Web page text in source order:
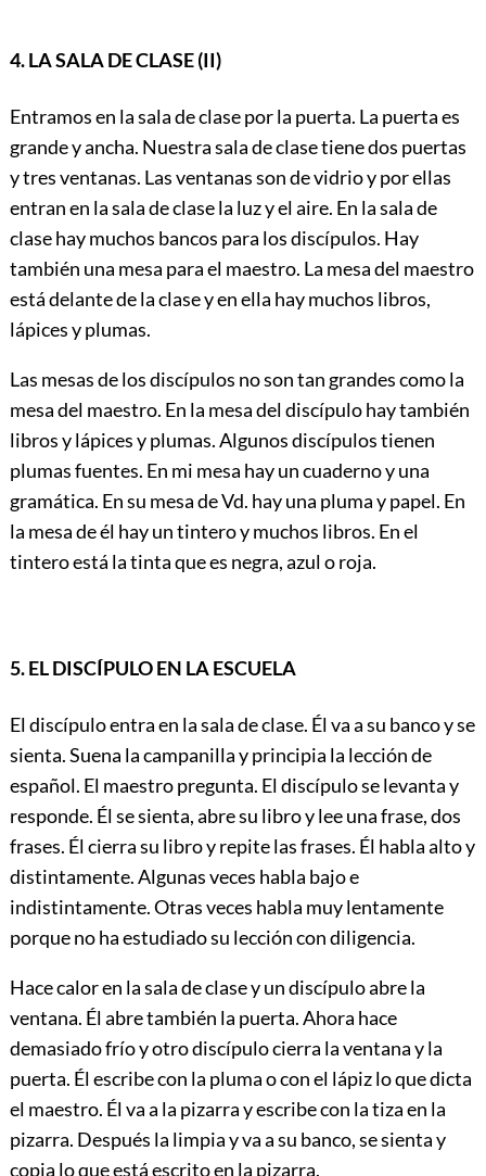
4. LA SALA DE CLASE (II)
Entramos en la sala de clase por la puerta. La puerta es
grande y ancha. Nuestra sala de clase tiene dos puertas
y tres ventanas. Las ventanas son de vidrio y por ellas
entran en la sala de clase la luz y el aire. En la sala de
clase hay muchos bancos para los discípulos. Hay
también una mesa para el maestro. La mesa del maestro
está delante de la clase y en ella hay muchos libros,
lápices y plumas.
Las mesas de los discípulos no son tan grandes como la
mesa del maestro. En la mesa del discípulo hay también
libros y lápices y plumas. Algunos discípulos tienen
plumas fuentes. En mi mesa hay un cuaderno y una
gramática. En su mesa de Vd. hay una pluma y papel. En
la mesa de él hay un tintero y muchos libros. En el
tintero está la tinta que es negra, azul o roja.
5. EL DISCÍPULO EN LA ESCUELA
El discípulo entra en la sala de clase. Él va a su banco y se
sienta. Suena la campanilla y principia la lección de
español. El maestro pregunta. El discípulo se levanta y
responde. Él se sienta, abre su libro y lee una frase, dos
frases. Él cierra su libro y repite las frases. Él habla alto y
distintamente. Algunas veces habla bajo e
indistintamente. Otras veces habla muy lentamente
porque no ha estudiado su lección con diligencia.
Hace calor en la sala de clase y un discípulo abre la
ventana. Él abre también la puerta. Ahora hace
demasiado frío y otro discípulo cierra la ventana y la
puerta. Él escribe con la pluma o con el lápiz lo que dicta
el maestro. Él va a la pizarra y escribe con la tiza en la
pizarra. Después la limpia y va a su banco, se sienta y
copia lo que está escrito en la pizarra.